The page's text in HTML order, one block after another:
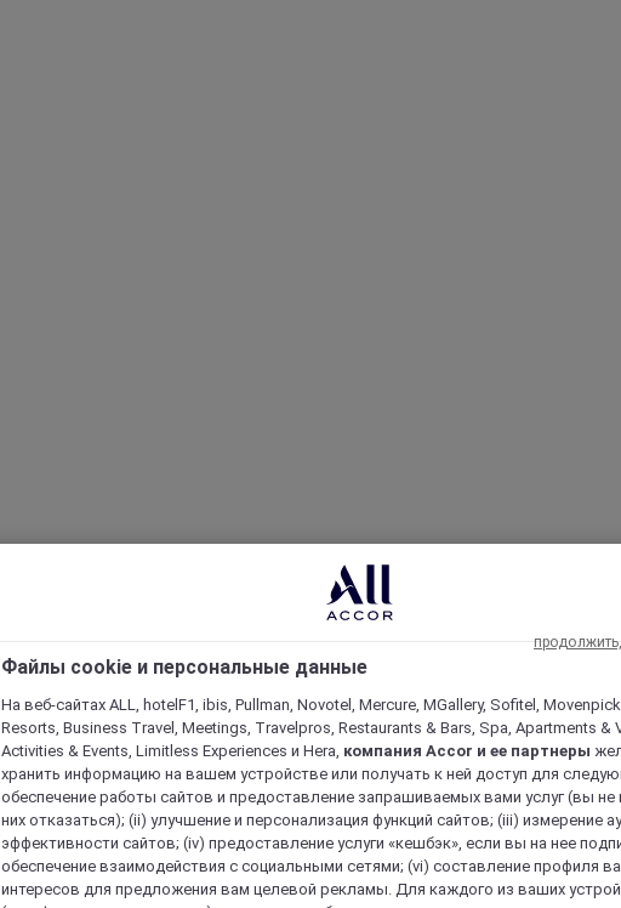
Файлы cookie и персональные данные
На веб-сайтах ALL, hotelF1, ibis, Pullman, Novotel, Mercure, MGallery, Sofitel,
Resorts, Business Travel, Meetings, Travelpros, Restaurants & Bars, Spa, Apartments &
Activities & Events, Limitless Experiences и Hera, компания Accor и ее партнеры
хранить информацию на вашем устройстве или получать к ней доступ для
обеспечение работы сайтов и предоставление запрашиваемых вами услуг (вы
них отказаться); (ii) улучшение и персонализация функций сайтов; (iii) измерение
эффективности сайтов; (iv) предоставление услуги «кешбэк», если вы на нее
обеспечение взаимодействия с социальными сетями; (vi) составление профиля
интересов для предложения вам целевой рекламы. Для каждого из ваших